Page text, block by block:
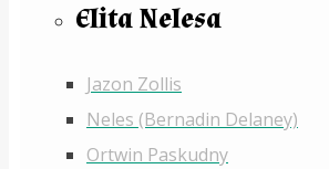
Elita Nelesa
Jazon Zollis
Neles (Bernadin Delaney)
Ortwin Paskudny